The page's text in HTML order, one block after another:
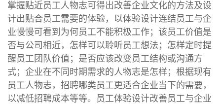
掌握贴近员工人物志可得出改善企业文化的方法及设
计出贴合员工需要的体验，以体验设计连结员工与企
业慢慢可看到为何员工不能积极工作；该员工价值是
否与公司相近，怎样可以聆听员工想法；怎样定时提
醒员工团队价值；是否应该改变员工结构或沟通方
式；企业在不同时期需求的人物志是怎样；根据现有
员工人物志，招聘哪类员工更适合企业当下的需要，
以减低招聘成本等等。员工体验设计改善员工与企业